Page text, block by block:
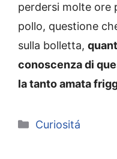
perdersi molte ore
pollo, questione
sulla bolletta,
conoscenza di
la tanto amata
Categorie
Curiositá